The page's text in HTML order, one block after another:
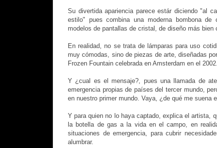
Su divertida apariencia parece estár diciendo "al
estilo" pues combina una moderna bombona
modelos de pantallas de cristal, de diseño más bien
En realidad, no se trata de lámparas para uso
muy cómodas, sino de piezas de arte, diseñadas
Frozen Fountain celebrada en Amsterdam en el
Y ¿cual es el mensaje?, pues una llamada de
emergencia propias de países del tercer mundo,
en nuestro primer mundo. Vaya, ¿de qué me suena
Y para quien no lo haya captado, explica el artista,
la botella de gas a la vida en el campo, en
situaciones de emergencia, para cubrir
alumbrar.